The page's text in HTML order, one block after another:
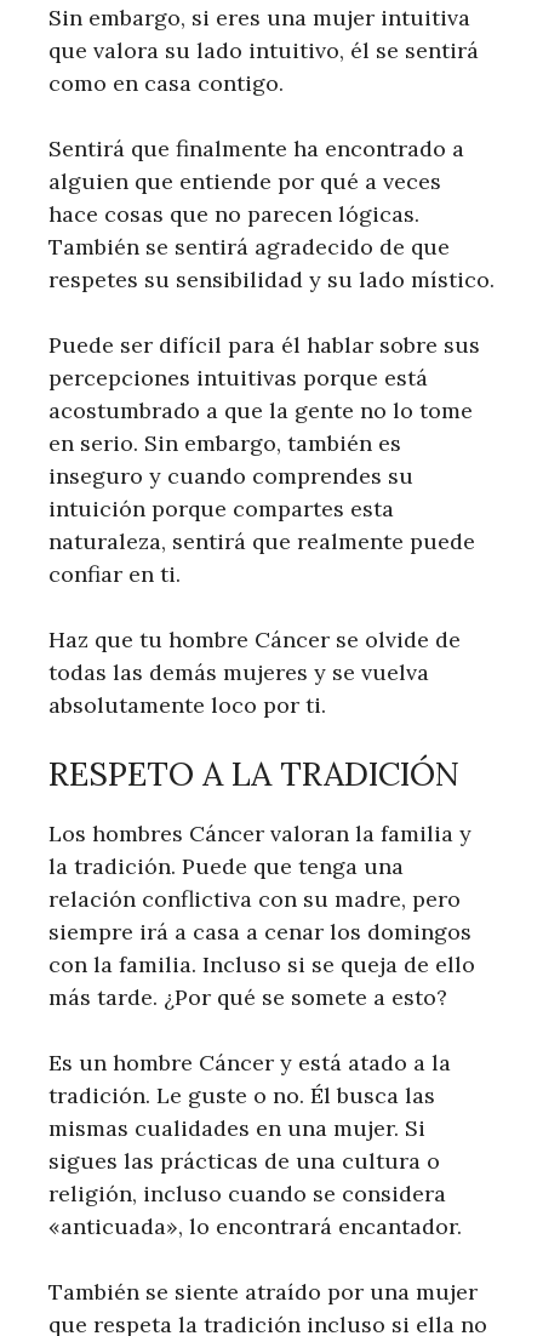
Sin embargo, si eres una mujer intuitiva
que valora su lado intuitivo, él se sentirá
como en casa contigo.
Sentirá que finalmente ha encontrado a
alguien que entiende por qué a veces
hace cosas que no parecen lógicas.
También se sentirá agradecido de que
respetes su sensibilidad y su lado místico.
Puede ser difícil para él hablar sobre sus
percepciones intuitivas porque está
acostumbrado a que la gente no lo tome
en serio. Sin embargo, también es
inseguro y cuando comprendes su
intuición porque compartes esta
naturaleza, sentirá que realmente puede
confiar en ti.
Haz que tu hombre Cáncer se olvide de
todas las demás mujeres y se vuelva
absolutamente loco por ti.
RESPETO A LA TRADICIÓN
Los hombres Cáncer valoran la familia y
la tradición. Puede que tenga una
relación conflictiva con su madre, pero
siempre irá a casa a cenar los domingos
con la familia. Incluso si se queja de ello
más tarde. ¿Por qué se somete a esto?
Es un hombre Cáncer y está atado a la
tradición. Le guste o no. Él busca las
mismas cualidades en una mujer. Si
sigues las prácticas de una cultura o
religión, incluso cuando se considera
«anticuada», lo encontrará encantador.
También se siente atraído por una mujer
que respeta la tradición incluso si ella no